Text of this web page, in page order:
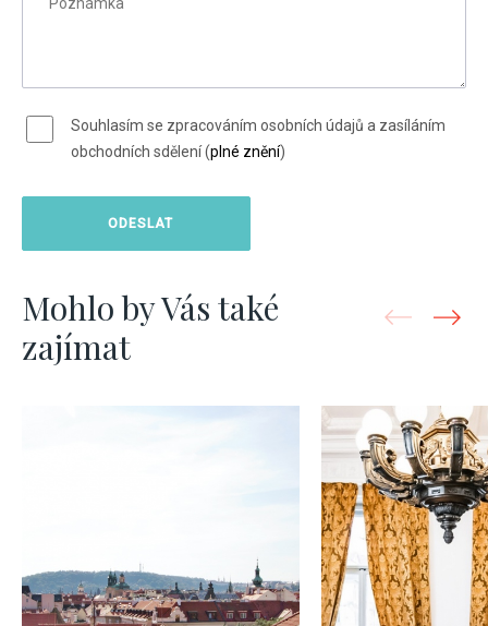
Souhlasím se zpracováním osobních údajů a zasíláním
obchodních sdělení (plné znění)
Mohlo by Vás také
zajímat